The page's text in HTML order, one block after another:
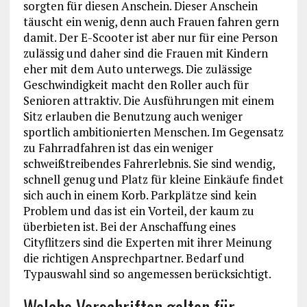
sorgten für diesen Anschein. Dieser Anschein
täuscht ein wenig, denn auch Frauen fahren gern
damit. Der E-Scooter ist aber nur für eine Person
zulässig und daher sind die Frauen mit Kindern
eher mit dem Auto unterwegs. Die zulässige
Geschwindigkeit macht den Roller auch für
Senioren attraktiv. Die Ausführungen mit einem
Sitz erlauben die Benutzung auch weniger
sportlich ambitionierten Menschen. Im Gegensatz
zu Fahrradfahren ist das ein weniger
schweißtreibendes Fahrerlebnis. Sie sind wendig,
schnell genug und Platz für kleine Einkäufe findet
sich auch in einem Korb. Parkplätze sind kein
Problem und das ist ein Vorteil, der kaum zu
überbieten ist. Bei der Anschaffung eines
Cityflitzers sind die Experten mit ihrer Meinung
die richtigen Ansprechpartner. Bedarf und
Typauswahl sind so angemessen berücksichtigt.